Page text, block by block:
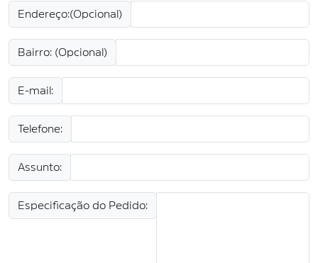
Endereço:(Opcional)
Bairro: (Opcional)
E-mail:
Telefone:
Assunto:
Especificação do Pedido: